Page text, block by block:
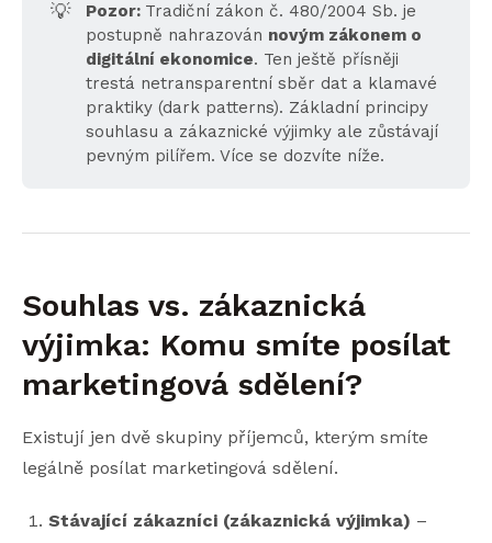
💡 Pozor: Tradiční zákon č. 480/2004 Sb. je
postupně nahrazován novým zákonem o
digitální ekonomice. Ten ještě přísněji
trestá netransparentní sběr dat a klamavé
praktiky (dark patterns). Základní principy
souhlasu a zákaznické výjimky ale zůstávají
pevným pilířem. Více se dozvíte níže.
Souhlas vs. zákaznická
výjimka: Komu smíte posílat
marketingová sdělení?
Existují jen dvě skupiny příjemců, kterým smíte
legálně posílat marketingová sdělení.
Stávající zákazníci (zákaznická výjimka) –